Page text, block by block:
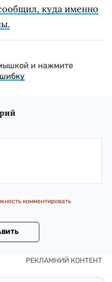
куда именно
и нажмите
комментировать